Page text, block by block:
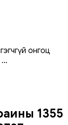
онгоц
...
1355